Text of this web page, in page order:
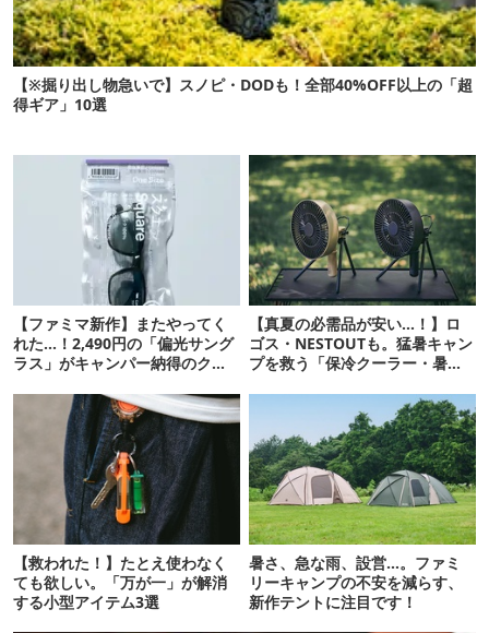
【※掘り出し物急いで】スノピ・DODも！全部40%OFF以上の「超
得ギア」10選
【ファミマ新作】またやってく
れた…！2,490円の「偏光サング
ラス」がキャンパー納得のクオ
【真夏の必需品が安い…！】ロ
ゴス・NESTOUTも。猛暑キャン
プを救う「保冷クーラー・暑さ
【救われた！】たとえ使わなく
ても欲しい。「万が一」が解消
する小型アイテム3選
暑さ、急な雨、設営…。ファミ
リーキャンプの不安を減らす、
新作テントに注目です！